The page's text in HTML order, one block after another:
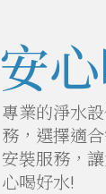
安
專業的淨水
務，選擇適
安裝服務，
心喝好水!